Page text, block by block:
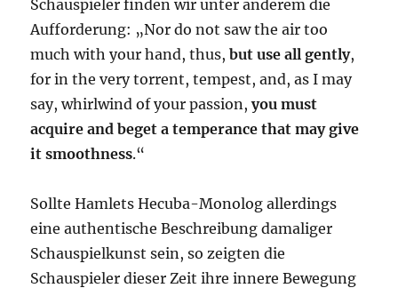
Schauspieler finden wir unter anderem die
Aufforderung: „Nor do not saw the air too
much with your hand, thus,but use all gently,
for in the very torrent, tempest, and, as I may
say, whirlwind of your passion,you must
acquire and beget a temperance that may give
it smoothness.“
Sollte Hamlets Hecuba-Monolog allerdings
eine authentische Beschreibung damaliger
Schauspielkunst sein, so zeigten die
Schauspieler dieser Zeit ihre innere Bewegung